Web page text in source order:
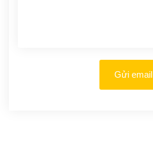
Gửi email